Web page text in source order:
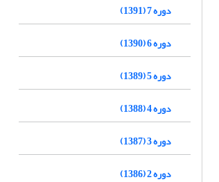
دوره 7 (1391)
دوره 6 (1390)
دوره 5 (1389)
دوره 4 (1388)
دوره 3 (1387)
دوره 2 (1386)